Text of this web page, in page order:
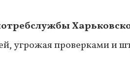
угрожая проверками и